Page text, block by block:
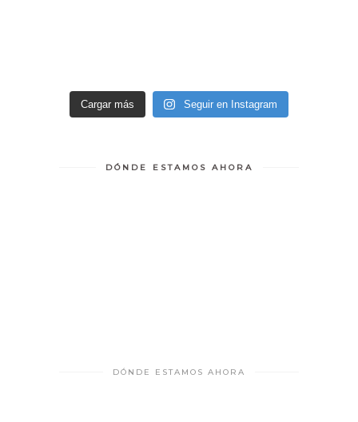
Cargar más Seguir en Instagram
DÓNDE ESTAMOS AHORA
DÓNDE ESTAMOS AHORA